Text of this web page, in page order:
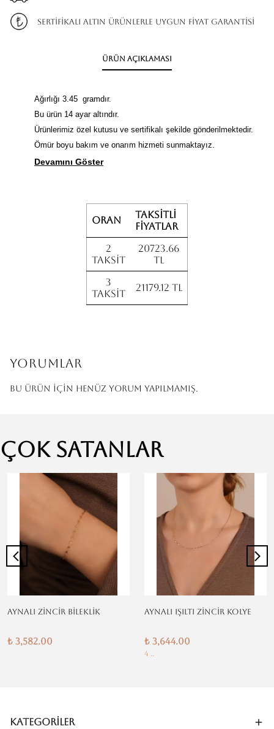
SERTİFİKALI ALTIN ÜRÜNLERLE UYGUN FİYAT GARANTİSİ
Ürün Açıklaması
Ağırlığı 3.45 gramdır.
Bu ürün 14 ayar altındır.
Ürünlerimiz özel kutusu ve sertifikalı şekilde gönderilmektedir.
Ömür boyu bakım ve onarım hizmeti sunmaktayız.
Devamını Göster
Oran
Taksitli
fiyatlar
2
Taksit
20723.66
TL
3
Taksit
21179.12 TL
Yorumlar
Bu ürün için henüz yorum yapılmamış.
Çok Satanlar
AYNALI ZİNCİR BİLEKLİK
₺ 3,582.00
AYNALI IŞILTI ZİNCİR KOLYE
₺ 3,644.00
4 ..
Kategoriler